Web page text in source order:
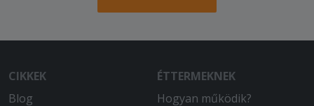
CIKKEK
Blog
ÉTTERMEKNEK
Hogyan működik?